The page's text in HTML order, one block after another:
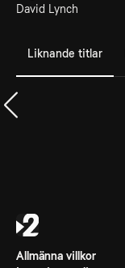
David Lynch
Liknande titlar
Allmänna villkor